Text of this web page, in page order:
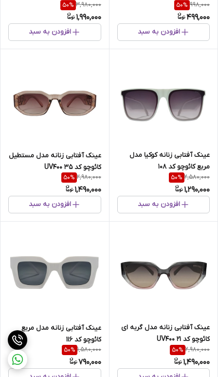
998,000
50%
499,000
افزودن به سبد
3,980,000
50%
1,990,000
افزودن به سبد
عینک آفتابی زنانه کوکیا مدل
مربع کائوچو کد 108
2,580,000
50%
1,290,000
افزودن به سبد
عینک آفتابی زنانه مدل مستطیل
کائوچو کد 35 UV400
2,980,000
50%
1,490,000
افزودن به سبد
عینک آفتابی زنانه مدل گربه ای
کائوچو کد 21 UV400
2,980,000
50%
1,490,000
عینک آفتابی زنانه مدل مربع
کائوچو کد 116
1,580,000
50%
790,000